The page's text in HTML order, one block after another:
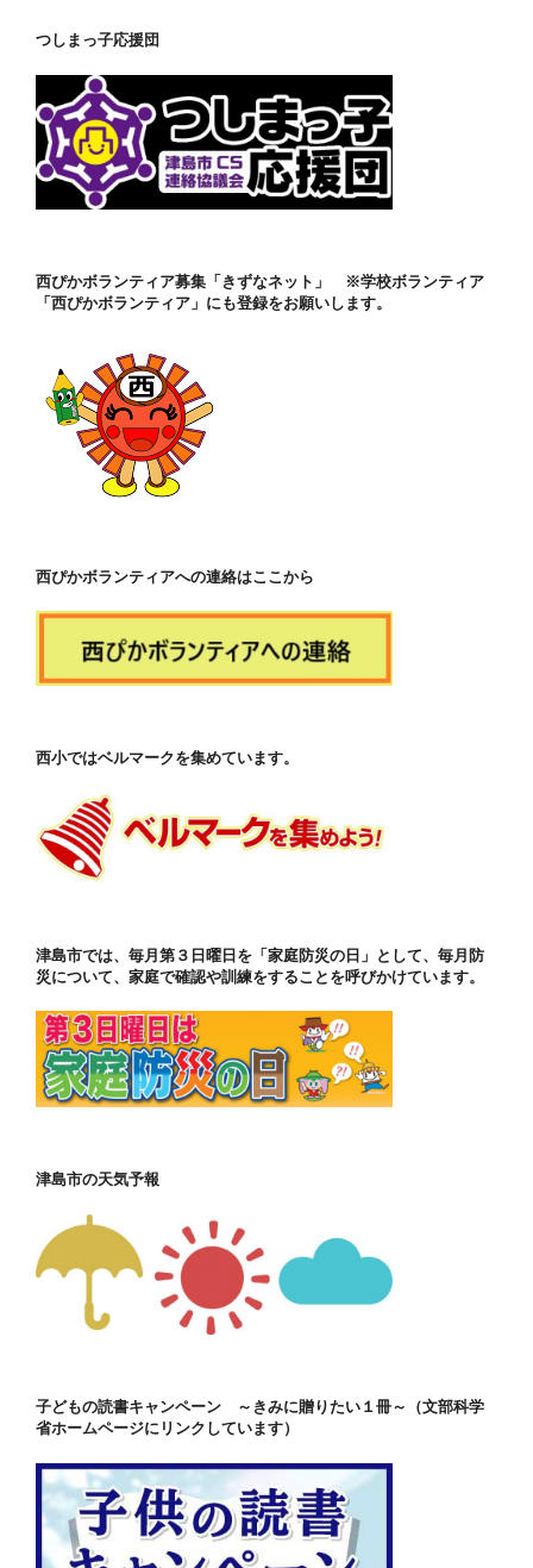
つしまっ子応援団
西ぴかボランティア募集「きずなネット」 ※学校ボランティア
「西ぴかボランティア」にも登録をお願いします。
西ぴかボランティアへの連絡はここから
西小ではベルマークを集めています。
津島市では、毎月第３日曜日を「家庭防災の日」として、毎月防
災について、家庭で確認や訓練をすることを呼びかけています。
津島市の天気予報
子どもの読書キャンペーン ～きみに贈りたい１冊～（文部科学
省ホームページにリンクしています）